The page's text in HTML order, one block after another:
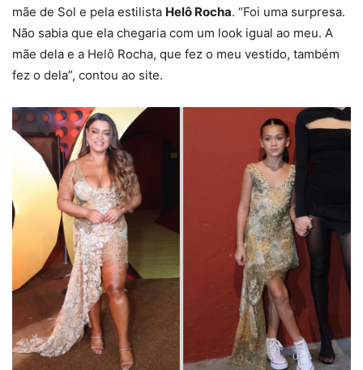
mãe de Sol e pela estilista Helô Rocha. “Foi uma surpresa.
Não sabia que ela chegaria com um look igual ao meu. A
mãe dela e a Helô Rocha, que fez o meu vestido, também
fez o dela”, contou ao site.